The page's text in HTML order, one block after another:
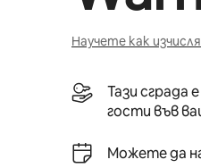
Научете как
Тази сграда е
гости във
Можете да